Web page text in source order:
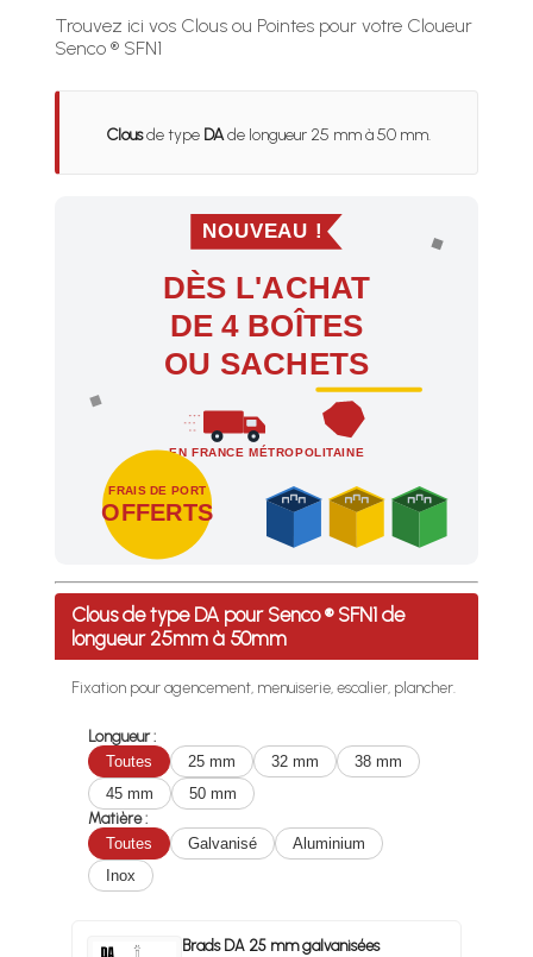
Trouvez ici vos Clous ou Pointes pour votre Cloueur
Senco ® SFN1
Clousde type DAde longueur 25 mm à 50 mm.
NOUVEAU !
DÈS L'ACHAT
DE 4 BOÎTES
OU SACHETS
EN FRANCE MÉTROPOLITAINE
FRAIS DE PORT
OFFERTS
Profitez des Frais de port offerts en France
Clous de type DA pour Senco ® SFN1 de
longueur 25mm à 50mm
Fixation pour agencement, menuiserie, escalier, plancher.
Longueur :
Toutes
25 mm 32 mm
38 mm
45 mm
50 mm
Matière :
Toutes
Galvanisé
Aluminium
Inox
Brads DA 25 mm galvanisées